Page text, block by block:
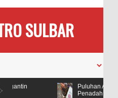
SULBAR
Puluhan AC
Penadah